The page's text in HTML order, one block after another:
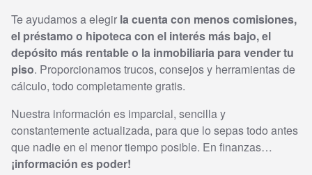
Te ayudamos a elegir la cuenta con menos comisiones,
el préstamo o hipoteca con el interés más bajo, el
depósito más rentable o la inmobiliaria para vender tu
piso. Proporcionamos trucos, consejos y herramientas de
cálculo, todo completamente gratis.
Nuestra información es imparcial, sencilla y
constantemente actualizada, para que lo sepas todo antes
que nadie en el menor tiempo posible. En finanzas…
¡información es poder!